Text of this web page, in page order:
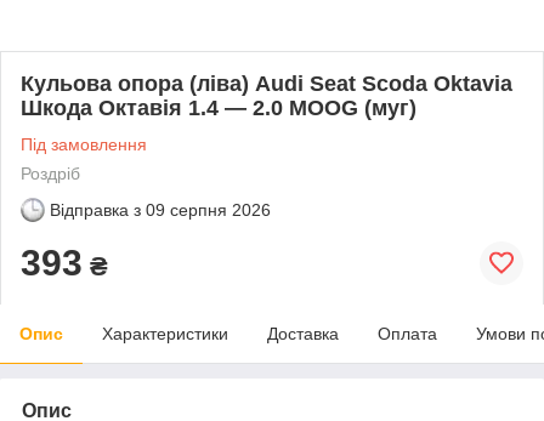
Кульова опора (ліва) Audi Seat Scoda Oktavia
Шкода Октавія 1.4 — 2.0 MOOG (муг)
Під замовлення
Роздріб
Відправка з 09 серпня 2026
393 ₴
Опис Характеристики Доставка Оплата Умови
Опис